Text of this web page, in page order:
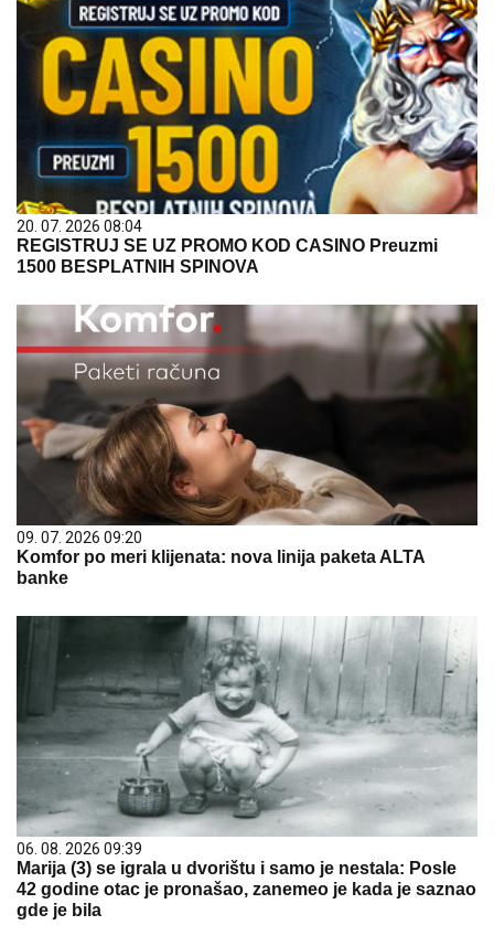
20. 07. 2026 08:04
REGISTRUJ SE UZ PROMO KOD CASINO Preuzmi
1500 BESPLATNIH SPINOVA
09. 07. 2026 09:20
Komfor po meri klijenata: nova linija paketa ALTA
banke
06. 08. 2026 09:39
Marija (3) se igrala u dvorištu i samo je nestala: Posle
42 godine otac je pronašao, zanemeo je kada je saznao
gde je bila